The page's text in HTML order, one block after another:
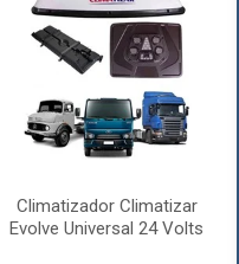
Climatizador Climatizar
Evolve Universal 24 Volts